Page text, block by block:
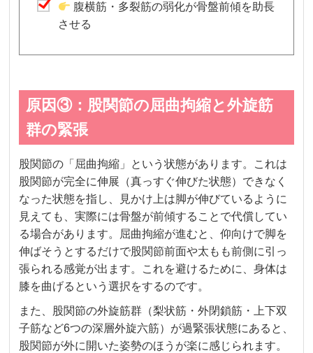
腹横筋・多裂筋の弱化が骨盤前傾を助長
させる
原因③：股関節の屈曲拘縮と外旋筋
群の緊張
股関節の「屈曲拘縮」という状態があります。これは
股関節が完全に伸展（真っすぐ伸びた状態）できなく
なった状態を指し、見かけ上は脚が伸びているように
見えても、実際には骨盤が前傾することで代償してい
る場合があります。屈曲拘縮が進むと、仰向けで脚を
伸ばそうとするだけで股関節前面や太もも前側に引っ
張られる感覚が出ます。これを避けるために、身体は
膝を曲げるという選択をするのです。
また、股関節の外旋筋群（梨状筋・外閉鎖筋・上下双
子筋など6つの深層外旋六筋）が過緊張状態にあると、
股関節が外に開いた姿勢のほうが楽に感じられます。